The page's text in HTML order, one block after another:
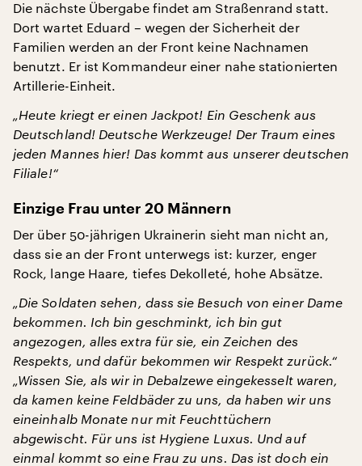
Die nächste Übergabe findet am Straßenrand statt.
Dort wartet Eduard – wegen der Sicherheit der
Familien werden an der Front keine Nachnamen
benutzt. Er ist Kommandeur einer nahe stationierten
Artillerie-Einheit.
„Heute kriegt er einen Jackpot! Ein Geschenk aus
Deutschland! Deutsche Werkzeuge! Der Traum eines
jeden Mannes hier! Das kommt aus unserer deutschen
Filiale!“
Einzige Frau unter 20 Männern
Der über 50-jährigen Ukrainerin sieht man nicht an,
dass sie an der Front unterwegs ist: kurzer, enger
Rock, lange Haare, tiefes Dekolleté, hohe Absätze.
„Die Soldaten sehen, dass sie Besuch von einer Dame
bekommen. Ich bin geschminkt, ich bin gut
angezogen, alles extra für sie, ein Zeichen des
Respekts, und dafür bekommen wir Respekt zurück.“
„Wissen Sie, als wir in Debalzewe eingekesselt waren,
da kamen keine Feldbäder zu uns, da haben wir uns
eineinhalb Monate nur mit Feuchttüchern
abgewischt. Für uns ist Hygiene Luxus. Und auf
einmal kommt so eine Frau zu uns. Das ist doch ein